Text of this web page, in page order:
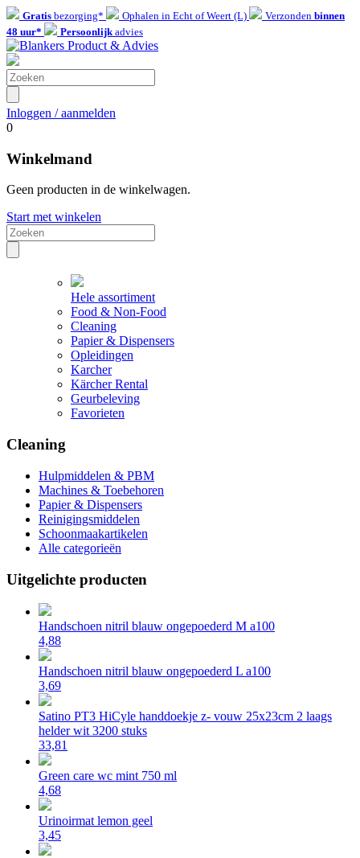
Gratis bezorging* Ophalen in Echt of Weert (L) Verzonden binnen
48 uur*
Persoonlijkadvies
Inloggen / aanmelden
0
Winkelmand
Geen producten in de winkelwagen.
Start met winkelen
Hele assortiment
Food & Non-Food
Cleaning
Papier & Dispensers
Opleidingen
Karcher
Kärcher Rental
Geurbeleving
Favorieten
Cleaning
Hulpmiddelen & PBM
Machines & Toebehoren
Papier & Dispensers
Reinigingsmiddelen
Schoonmaakartikelen
Alle categorieën
Uitgelichte producten
Handschoen nitril blauw ongepoederd M a100
4,88
Handschoen nitril blauw ongepoederd L a100
3,69
Satino PT3 HiCyle handdoekje z- vouw 25x23cm 2 laags
helder wit 3200 stuks
33,81
Green care wc mint 750 ml
4,68
Urinoirmat lemon geel
3,45